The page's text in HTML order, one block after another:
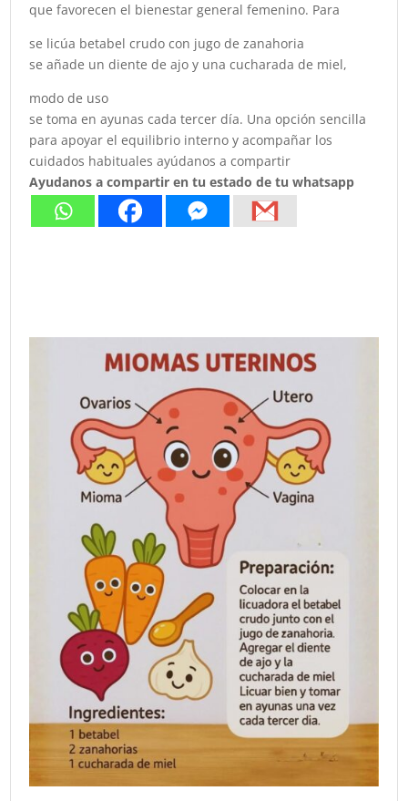
que favorecen el bienestar general femenino. Para
se licúa betabel crudo con jugo de zanahoria
se añade un diente de ajo y una cucharada de miel,
modo de uso
se toma en ayunas cada tercer día. Una opción sencilla
para apoyar el equilibrio interno y acompañar los
cuidados habituales ayúdanos a compartir
Ayudanos a compartir en tu estado de tu whatsapp